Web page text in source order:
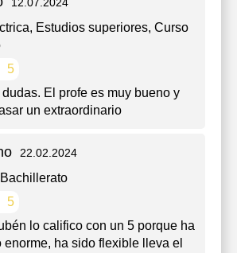
, Estudios superiores, Curso
5
El profe es muy bueno y
un extraordinario
22.02.2024
5
lo califico con un 5 porque ha
enorme, ha sido flexible lleva el